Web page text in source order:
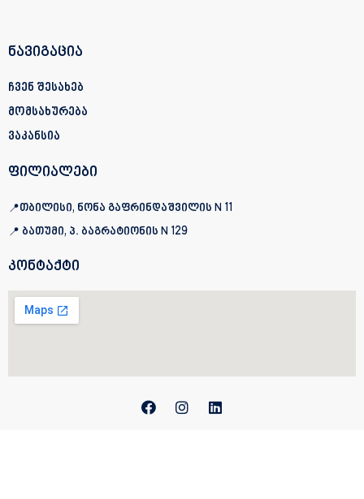
ნავიგაცია
ჩვენ შესახებ
მომსახურება
ვაკანსია
ფილიალები
📍თბილისი, ნონა გაფრინდაშვილის N 11
📍 ბათუმი, პ. ბაგრატიონის N 129
კონტაქტი